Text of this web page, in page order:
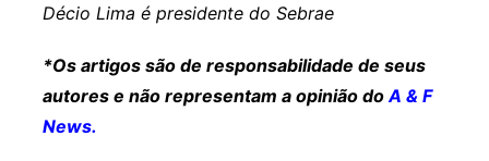
Décio Lima é presidente do Sebrae
*Os artigos são de responsabilidade de seus
autores e não representam a opinião do A & F
News.